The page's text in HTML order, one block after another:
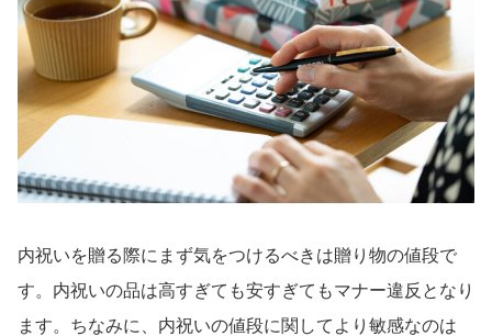
内祝いを贈る際にまず気をつけるべきは贈り物の値段で
す。内祝いの品は高すぎても安すぎてもマナー違反となり
ます。ちなみに、内祝いの値段に関してより敏感なのは